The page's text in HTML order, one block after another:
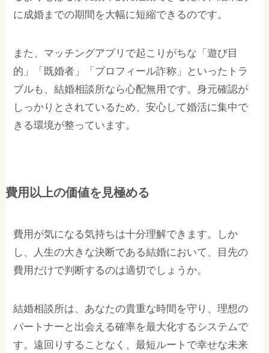
に成婚までの期間を大幅に短縮できるのです。
また、マッチングアプリで起こりがちな「遊び目
的」「既婚者」「プロフィール詐称」といったトラ
ブルも、結婚相談所なら心配無用です。身元確認が
しっかりとされているため、安心して婚活に集中で
きる環境が整っています。
費用以上の価値を見極める
費用が気になる気持ちは十分理解できます。しか
し、人生の大きな決断である結婚において、目先の
費用だけで判断するのは適切でしょうか。
結婚相談所は、あなたの貴重な時間を守り、理想の
パートナーと出会える確率を最大化するシステムで
す。遠回りすることなく、最短ルートで幸せな未来